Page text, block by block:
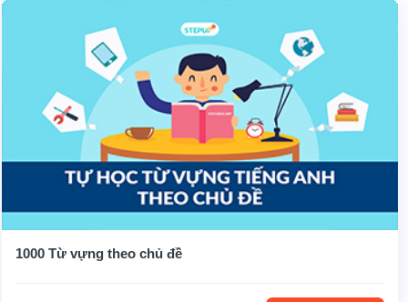
1000 Từ vựng theo chủ đề